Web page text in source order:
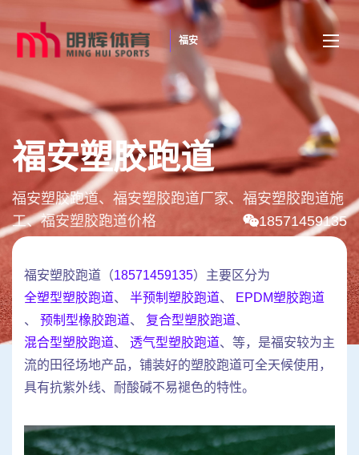
福安
福安塑胶跑道
福安塑胶跑道、福安塑胶跑道厂家、福安塑胶跑道施
工、福安塑胶跑道价格
18571459135
福安塑胶跑道（18571459135）主要区分为
全塑型塑胶跑道、 半预制塑胶跑道、
EPDM塑胶跑道
、 预制型橡胶跑道、 复合型塑胶跑道、
混合型塑胶跑道、 透气型塑胶跑道、等，是福安较为主
流的田径场地产品，铺装好的塑胶跑道可全天候使用，
具有抗紫外线、耐酸碱不易褪色的特性。